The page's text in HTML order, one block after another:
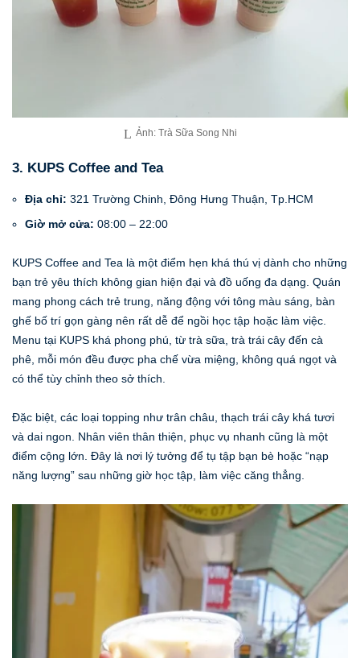
Ảnh: Trà Sữa Song Nhi
3. KUPS Coffee and Tea
Địa chỉ: 321 Trường Chinh, Đông Hưng Thuận, Tp.HCM
Giờ mở cửa: 08:00 – 22:00
KUPS Coffee and Tea là một điểm hẹn khá thú vị dành cho những
bạn trẻ yêu thích không gian hiện đại và đồ uống đa dạng. Quán
mang phong cách trẻ trung, năng động với tông màu sáng, bàn
ghế bố trí gọn gàng nên rất dễ để ngồi học tập hoặc làm việc.
Menu tại KUPS khá phong phú, từ trà sữa, trà trái cây đến cà
phê, mỗi món đều được pha chế vừa miệng, không quá ngọt và
có thể tùy chỉnh theo sở thích.
Đặc biệt, các loại topping như trân châu, thạch trái cây khá tươi
và dai ngon. Nhân viên thân thiện, phục vụ nhanh cũng là một
điểm cộng lớn. Đây là nơi lý tưởng để tụ tập bạn bè hoặc “nạp
năng lượng” sau những giờ học tập, làm việc căng thẳng.